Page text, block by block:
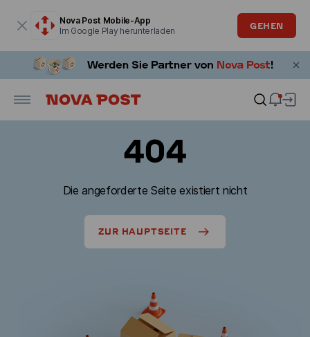
Nova Post Mobile-App
Im Google Play herunterladen
GEHEN
404
Die angeforderte Seite existiert nicht
ZUR HAUPTSEITE